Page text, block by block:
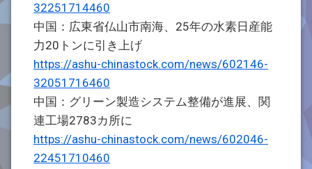
32251714460
中国：広東省仏山市南海、25年の水素日産能
力20トンに引き上げ
https://ashu-chinastock.com/news/602146-
32051716460
中国：グリーン製造システム整備が進展、関
連工場2783カ所に
https://ashu-chinastock.com/news/602046-
22451710460